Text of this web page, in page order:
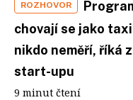
ROZHOVOR
chovají se jako
nikdo neměří, říká
start-upu
9 minut čtení